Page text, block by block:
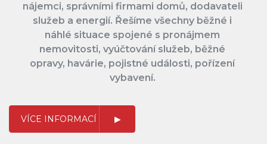
nájemci, správními firmami domů, dodavateli
služeb a energií. Řešíme všechny běžné i
náhlé situace spojené s pronájmem
nemovitosti, vyúčtování služeb, běžné
opravy, havárie, pojistné události, pořízení
vybavení.
VÍCE INFORMACÍ